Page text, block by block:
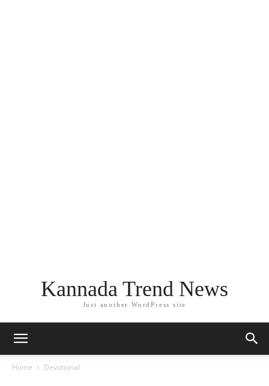
Kannada Trend News
Just another WordPress site
Home Devotional